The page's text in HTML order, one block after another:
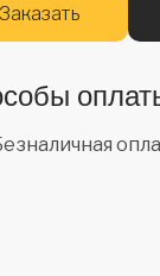
Заказать